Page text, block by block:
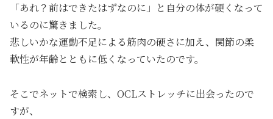
「あれ？前はできたはずなのに」と自分の体が硬くなって
いるのに驚きました。
悲しいかな運動不足による筋肉の硬さに加え、関節の柔
軟性が年齢とともに低くなっていたのです。
そこでネットで検索し、OCLストレッチに出会ったので
すが、